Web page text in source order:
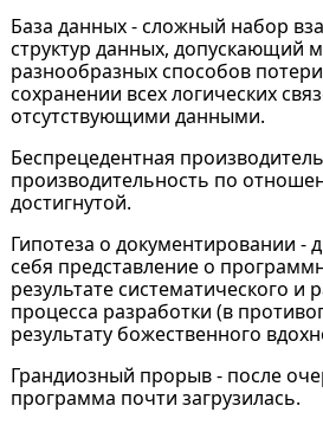
База данных - сложный набор
структур данных, допускающий
разнообразных способов
сохранении всех логических
отсутствующими данными.
Беспрецедентная
производительность по
достигнутой.
Гипотеза о документировании -
себя представление о
результате систематического и
процесса разработки (в
результату божественного
Грандиозный прорыв - после
программа почти загрузилась.